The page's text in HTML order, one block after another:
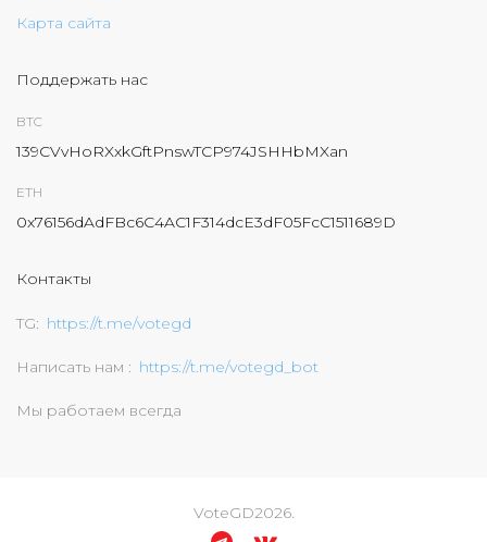
Карта сайта
Поддержать нас
BTC
139CVvHoRXxkGftPnswTCP974JSHHbMXan
ETH
0x76156dAdFBc6C4AC1F314dcE3dF05FcC1511689D
Контакты
TG https://t.me/votegd
Написать нам https://t.me/votegd_bot
Мы работаем всегда
VoteGD2026.